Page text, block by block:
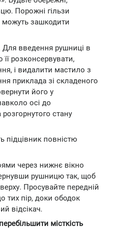
Порожні гільзи
можуть зашкодити
Для введення рушниці в
її розконсервувати,
і видалити мастило з
приклада зі складеного
його у
осі до
стану
підцівник повністю
через нижнє вікно
рушницю так, щоб
Просувайте передній
тих пір, доки ободок
відсікач.
місткість